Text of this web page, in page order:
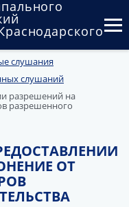
контроль
слушания
слушаний
разрешений на
разрешенного
ОТ